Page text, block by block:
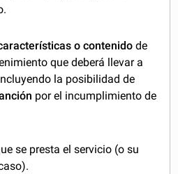
o contenido de
que deberá llevar a
la posibilidad de
por el incumplimiento de
se presta el servicio (o su